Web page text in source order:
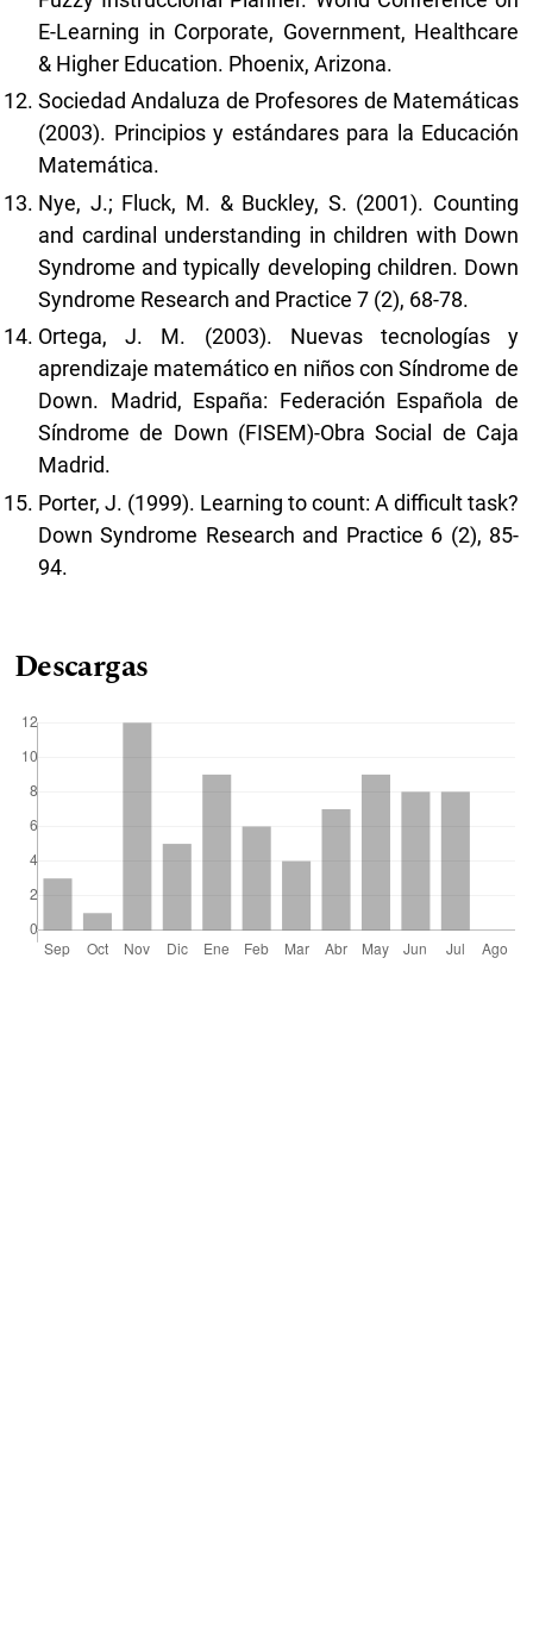
E-Learning in Corporate, Government, Healthcare
& Higher Education. Phoenix, Arizona.
Sociedad Andaluza de Profesores de Matemáticas
(2003). Principios y estándares para la Educación
Matemática.
Nye, J.; Fluck, M. & Buckley, S. (2001). Counting
and cardinal understanding in children with Down
Syndrome and typically developing children. Down
Syndrome Research and Practice 7 (2), 68-78.
Ortega, J. M. (2003). Nuevas tecnologías y
aprendizaje matemático en niños con Síndrome de
Down. Madrid, España: Federación Española de
Síndrome de Down (FISEM)-Obra Social de Caja
Madrid.
Porter, J. (1999). Learning to count: A difficult task?
Down Syndrome Research and Practice 6 (2), 85-
94.
Descargas